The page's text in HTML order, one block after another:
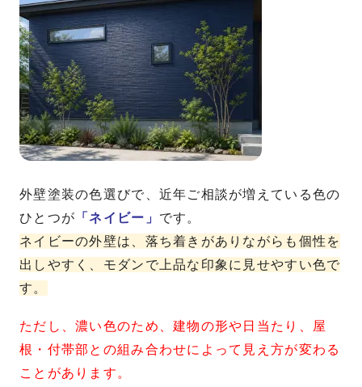
外壁塗装の色選びで、近年ご相談が増えている色の
ひとつが 「ネイビー」 です。
ネイビーの外壁は、落ち着きがありながらも個性を
出しやすく、モダンで上品な印象に見せやすい色で
す。
ただし、濃い色のため、建物の形や日当たり、屋
根・付帯部との組み合わせによって見え方が変わる
ことがあります。